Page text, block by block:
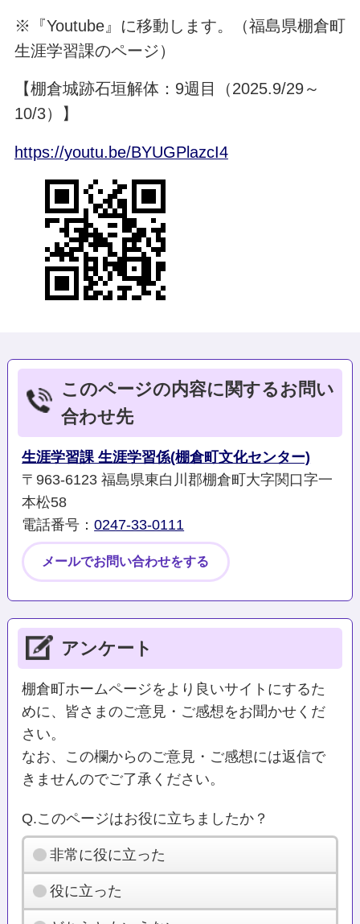
※『Youtube』に移動します。（福島県棚倉町
生涯学習課のページ）
【棚倉城跡石垣解体：9週目（2025.9/29～
10/3）】
https://youtu.be/BYUGPlazcI4
このページの内容に関するお問い
合わせ先
生涯学習課 生涯学習係(棚倉町文化センター)
〒963-6123 福島県東白川郡棚倉町大字関口字一
本松58
電話番号：0247-33-0111
メールでお問い合わせをする
アンケート
棚倉町ホームページをより良いサイトにするた
めに、皆さまのご意見・ご感想をお聞かせくだ
さい。
なお、この欄からのご意見・ご感想には返信で
きませんのでご了承ください。
Q.このページはお役に立ちましたか？
非常に役に立った
役に立った